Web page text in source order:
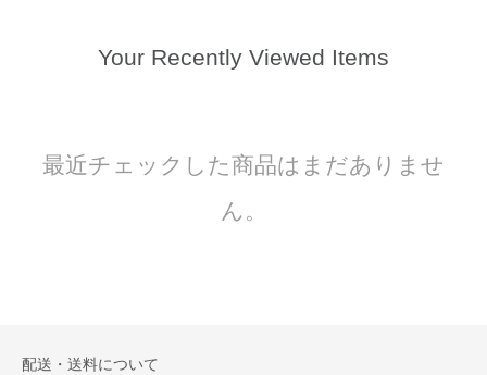
Your Recently Viewed Items
最近チェックした商品はまだありませ
ん。
配送・送料について